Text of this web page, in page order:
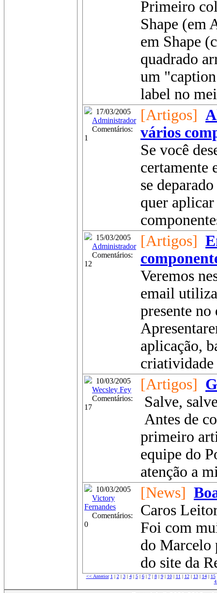
Primeiro
Shape (em
em Shape
quadrado
um
label no
17/03/2005
Administrador
Comentários:
1
[Artigos]
vários
Se você
certamente
se
quer
15/03/2005
Administrador
Comentários:
12
[Artigos]
Veremos
email
presente
aplicação,
criatividade
10/03/2005
Wecsley Fey
Comentários:
17
[Artigos]
Salve,
Antes de
primeiro
equipe do
atenção a
10/03/2005
Victory
Fernandes
Comentários:
0
[News]
Caros
Foi com
do Marcelo
do site da
<< Anterior 1 | 2| 3| 4| 5| 6| 7| 8| 9| 10| 11 | 12| 13| 14| 15